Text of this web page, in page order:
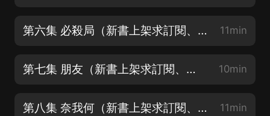
第六集 必殺局（新書上架求訂閱、關注、好評~） 11min
第七集 朋友（新書上架求訂閱、關注、好評~） 10min
第八集 奈我何（新書上架求訂閱、關注、好評~） 11min